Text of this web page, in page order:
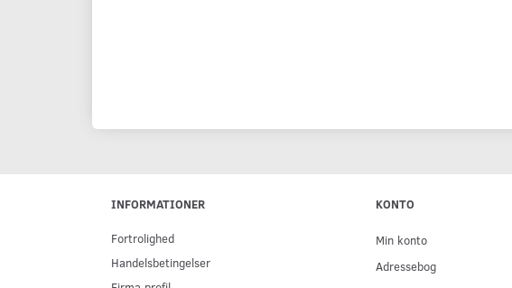
INFORMATIONER
Fortrolighed
Handelsbetingelser
KONTO
Min konto
Adressebog